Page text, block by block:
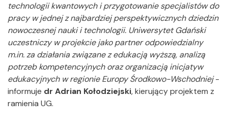
technologii kwantowych i przygotowanie specjalistów do
pracy w jednej z najbardziej perspektywicznych dziedzin
nowoczesnej nauki i technologii. Uniwersytet Gdański
uczestniczy w projekcie jako partner odpowiedzialny
m.in. za działania związane z edukacją wyższą, analizą
potrzeb kompetencyjnych oraz organizacją inicjatyw
edukacyjnych w regionie Europy Środkowo-Wschodniej-
informuje dr Adrian Kołodziejski, kierujący projektem z
ramienia UG.